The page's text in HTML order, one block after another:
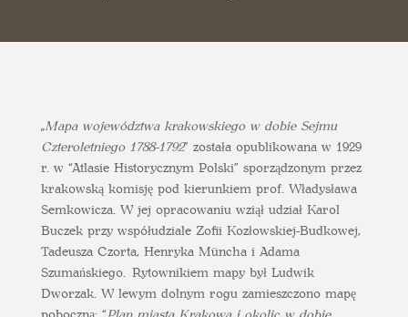
„Mapa województwa krakowskiego w dobie Sejmu
Czteroletniego 1788-1792” została opublikowana w 1929
r. w “Atlasie Historycznym Polski” sporządzonym przez
krakowską komisję pod kierunkiem prof. Władysława
Semkowicza. W jej opracowaniu wziął udział Karol
Buczek przy współudziale Zofii Kozłowskiej-Budkowej,
Tadeusza Czorta, Henryka Müncha i Adama
Szumańskiego. Rytownikiem mapy był Ludwik
Dworzak. W lewym dolnym rogu zamieszczono mapę